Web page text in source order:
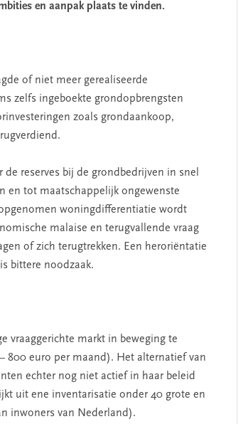
en aanpak plaats te vinden.
of niet meer gerealiseerde
zelfs ingeboekte grondopbrengsten
zoals grondaankoop,
reserves bij de grondbedrijven in snel
en tot maatschappelijk ongewenste
woningdifferentiatie wordt
malaise en terugvallende vraag
of zich terugtrekken. Een heroriëntatie
bittere noodzaak.
vraaggerichte markt in beweging te
800 euro per maand). Het alternatief van
echter nog niet actief in haar beleid
uit ene inventarisatie onder 40 grote en
inwoners van Nederland).